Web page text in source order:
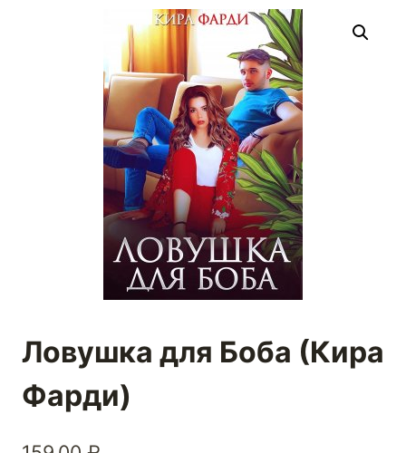
Ловушка для Боба (Кира
Фарди)